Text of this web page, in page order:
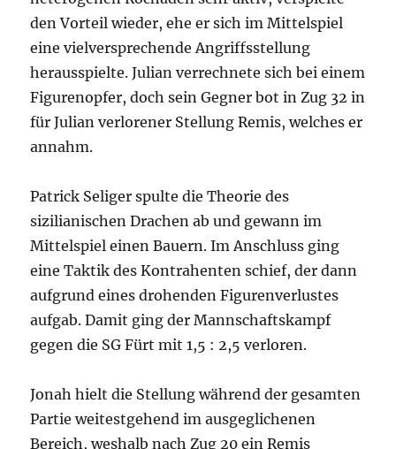
den Vorteil wieder, ehe er sich im Mittelspiel
eine vielversprechende Angriffsstellung
herausspielte. Julian verrechnete sich bei einem
Figurenopfer, doch sein Gegner bot in Zug 32 in
für Julian verlorener Stellung Remis, welches er
annahm.
Patrick Seliger spulte die Theorie des
sizilianischen Drachen ab und gewann im
Mittelspiel einen Bauern. Im Anschluss ging
eine Taktik des Kontrahenten schief, der dann
aufgrund eines drohenden Figurenverlustes
aufgab. Damit ging der Mannschaftskampf
gegen die SG Fürt mit 1,5 : 2,5 verloren.
Jonah hielt die Stellung während der gesamten
Partie weitestgehend im ausgeglichenen
Bereich, weshalb nach Zug 20 ein Remis